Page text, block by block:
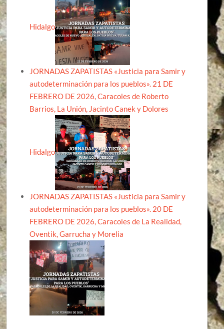
Hidalgo
JORNADAS ZAPATISTAS «Justicia para Samir y
autodeterminación para los pueblos». 21 DE
FEBRERO DE 2026, Caracoles de Roberto
Barrios, La Unión, Jacinto Canek y Dolores
Hidalgo
JORNADAS ZAPATISTAS «Justicia para Samir y
autodeterminación para los pueblos». 20 DE
FEBRERO DE 2026, Caracoles de La Realidad,
Oventik, Garrucha y Morelia